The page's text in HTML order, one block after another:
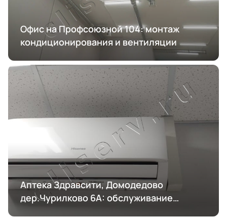
Офис на Профсоюзной 104: монтаж
кондиционирования и вентиляции
Аптека Здравсити, Домодедово
дер.Чурилково 6А: обслуживание